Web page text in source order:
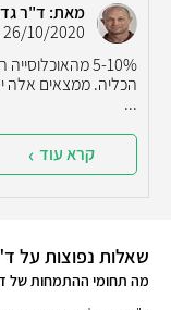
מאת: ד"ר
26/10/2020
5-10%
הכליה. ממצאים אלה
...
קרא עוד
שאלות נפוצות על
מה תחומי ההתמחות של